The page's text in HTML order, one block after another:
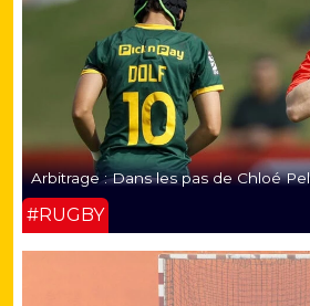
Arbitrage : Dans les pas de Chloé
#RUGBY